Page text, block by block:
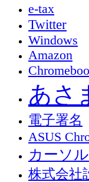
e-tax
Twitter
Windows
Amazon
あさ
電子署名
ASUS
カーソル
株式会社